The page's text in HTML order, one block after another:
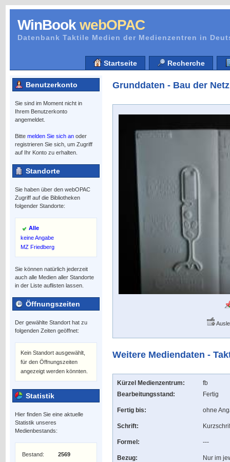
WinBook webOPAC
Datenbank Taktile Medien der Medienzentren in
Startseite Recherche
Benutzerkonto
Sie sind im Moment nicht in
Ihrem Benutzerkonto
angemeldet.
Bitte melden Sie sich an oder
registrieren Sie sich, um Zugriff
auf Ihr Konto zu erhalten.
Standorte
Sie haben über den webOPAC
Zugriff auf die Bibliotheken
folgender Standorte:
Alle
keine Angabe
MZ Friedberg
Sie können natürlich jederzeit
auch alle Medien aller Standorte
in der Liste auflisten lassen.
Öffnungszeiten
Der gewählte Standort hat zu
folgenden Zeiten geöffnet:
Kein Standort ausgewählt,
für den Öffnungszeiten
angezeigt werden könnten.
Statistik
Hier finden Sie eine aktuelle
Statistik unseres
Medienbestands:
Bestand:
2569
Grunddaten - Bau der
Weitere Mediendaten -
Kürzel Medienzentrum:
fb
Bearbeitungsstand:
Fertig
Fertig bis: ohne
Schrift:
Formel: ---
Bezug: Nur im